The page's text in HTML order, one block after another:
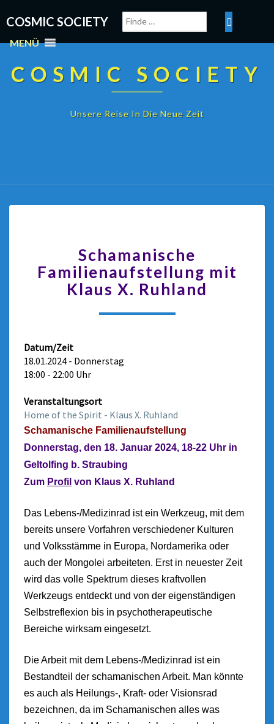
COSMIC SOCIETY
MENÜ
COSMIC SOCIETY
Unsere Reise In Die Neue Zeit
Schamanische
Familienaufstellung mit
Klaus X. Ruhland
Datum/Zeit
18.01.2024 - Donnerstag
18:00 - 22:00 Uhr
Veranstaltungsort
Home of the Spirit - Klaus X. Ruhland
Schamanische Familienaufstellung
Donnerstag, den 18. Januar 2024, 18-22 Uhr in
Geltolfing b. Straubing
Zum Profil von Klaus X. Ruhland
Das Lebens-/Medizinrad ist ein Werkzeug, mit dem
bereits unsere Vorfahren verschiedener Kulturen
und Volksstämme in Europa, Nordamerika oder
auch der Mongolei arbeiteten. Erst in neuester Zeit
wird das volle Spektrum dieses kraftvollen
Werkzeugs entdeckt und von der eigenständigen
Selbstreflexion bis in psychotherapeutische
Bereiche wirksam eingesetzt.
Die Arbeit mit dem Lebens-/Medizinrad ist ein
Bestandteil der schamanischen Arbeit. Man könnte
es auch als Heilungs-, Kraft- oder Visionsrad
bezeichnen, da im Schamanischen alles was